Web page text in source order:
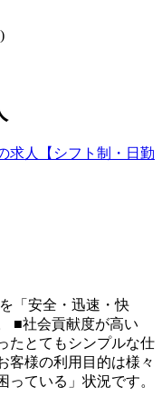
求人【シフト制・日勤
「安全・迅速・快
■社会貢献度が高い
たとてもシンプルな仕
客様の利用目的は様々
ている」状況です。